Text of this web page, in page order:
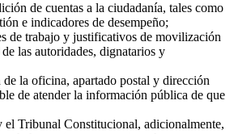
de cuentas a la ciudadanía, tales como
e indicadores de desempeño;
de trabajo y justificativos de movilización
las autoridades, dignatarios y
la oficina, apartado postal y dirección
de atender la información pública de que
Tribunal Constitucional, adicionalmente,